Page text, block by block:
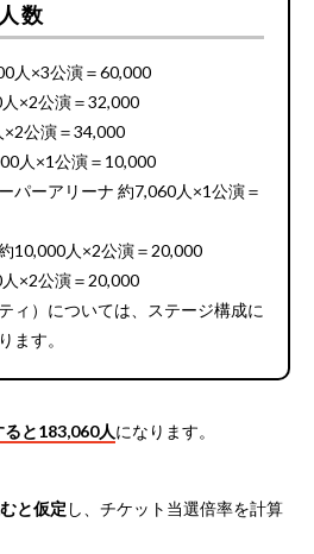
数
人×3公演＝60,000
×2公演＝32,000
公演＝34,000
人×1公演＝10,000
パーアリーナ 約7,060人×1公演＝
10,000人×2公演＝20,000
×2公演＝20,000
ィ）については、ステージ構成に
ます。
と183,060人になります。
と仮定 し、チケット当選倍率を計算